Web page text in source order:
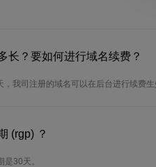
长？要如何进行域名续费？
我司注册的域名可以在后台进行续费生
(rgp) ？
30天。